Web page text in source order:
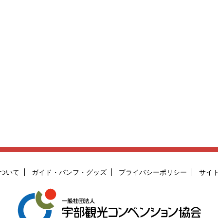
いて ガイド・パンフ・グッズ プライバシーポリシー サイ